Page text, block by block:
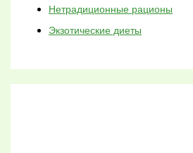
Нетрадиционные рационы
Экзотические диеты